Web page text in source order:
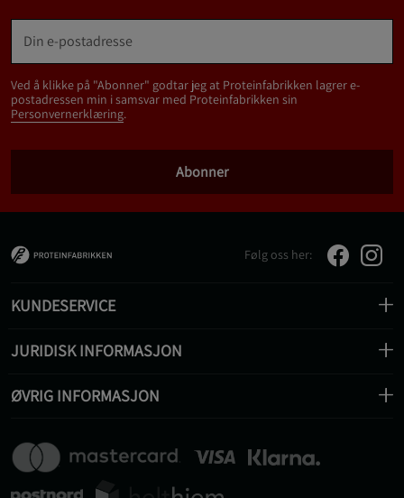
Ved å klikke på "Abonner" godtar jeg at Proteinfabrikken lagrer e-
postadressen min i samsvar med Proteinfabrikken sin
Personvernerklæring.
Abonner
Følg oss her:
KUNDESERVICE
JURIDISK INFORMASJON
ØVRIG INFORMASJON